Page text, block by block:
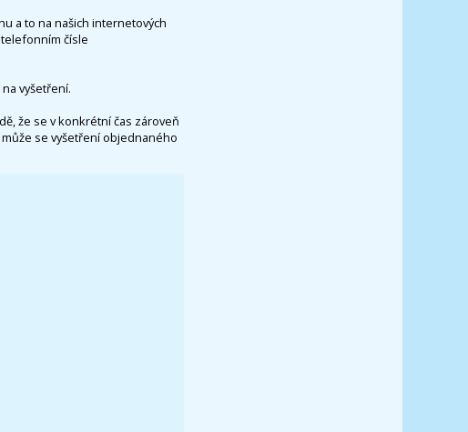
a to na našich internetových
čísle
vyšetření.
že se v konkrétní čas zároveň
se vyšetření objednaného